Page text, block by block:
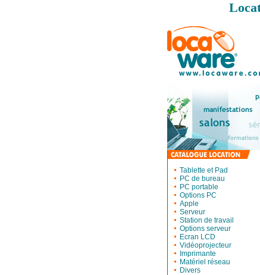
Tablette et Pad
PC de bureau
PC portable
Options PC
Apple
Serveur
Station de travail
Options serveur
Ecran LCD
Vidéoprojecteur
Imprimante
Matériel réseau
Divers